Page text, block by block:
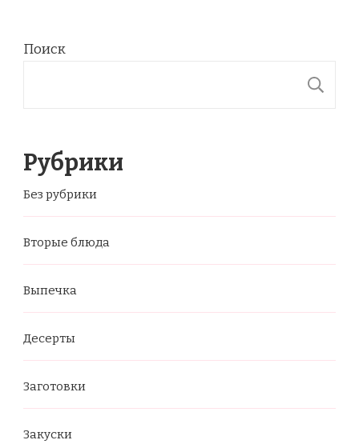
Поиск
Рубрики
Без рубрики
Вторые блюда
Выпечка
Десерты
Заготовки
Закуски